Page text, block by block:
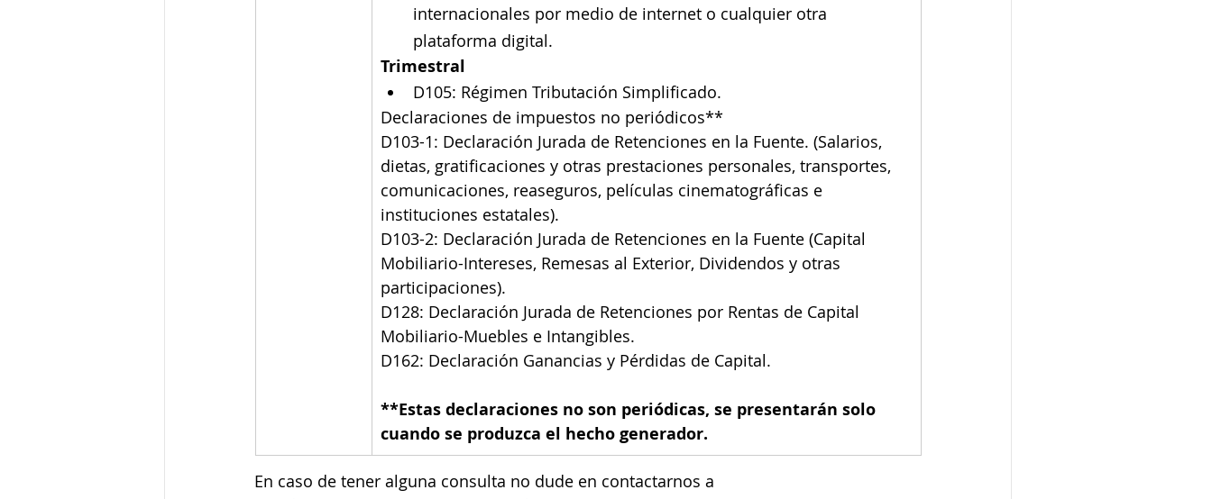
internacionales por medio de internet o cualquier otra
plataforma digital.
Trimestral
D105: Régimen Tributación Simplificado.
Declaraciones de impuestos no periódicos**
D103-1: Declaración Jurada de Retenciones en la Fuente. (Salarios,
dietas, gratificaciones y otras prestaciones personales, transportes,
comunicaciones, reaseguros, películas cinematográficas e
instituciones estatales).
D103-2: Declaración Jurada de Retenciones en la Fuente (Capital
Mobiliario-Intereses, Remesas al Exterior, Dividendos y otras
participaciones).
D128: Declaración Jurada de Retenciones por Rentas de Capital
Mobiliario-Muebles e Intangibles.
D162: Declaración Ganancias y Pérdidas de Capital.
**Estas declaraciones no son periódicas, se presentarán solo
cuando se produzca el hecho generador.
En caso de tener alguna consulta no dude en contactarnos a